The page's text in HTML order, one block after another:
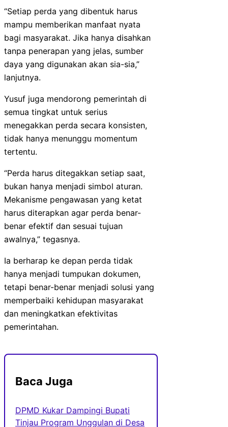
“Setiap perda yang dibentuk harus
mampu memberikan manfaat nyata
bagi masyarakat. Jika hanya disahkan
tanpa penerapan yang jelas, sumber
daya yang digunakan akan sia-sia,”
lanjutnya.
Yusuf juga mendorong pemerintah di
semua tingkat untuk serius
menegakkan perda secara konsisten,
tidak hanya menunggu momentum
tertentu.
“Perda harus ditegakkan setiap saat,
bukan hanya menjadi simbol aturan.
Mekanisme pengawasan yang ketat
harus diterapkan agar perda benar-
benar efektif dan sesuai tujuan
awalnya,” tegasnya.
Ia berharap ke depan perda tidak
hanya menjadi tumpukan dokumen,
tetapi benar-benar menjadi solusi yang
memperbaiki kehidupan masyarakat
dan meningkatkan efektivitas
pemerintahan.
Baca Juga
DPMD Kukar Dampingi Bupati
Tinjau Program Unggulan di Desa